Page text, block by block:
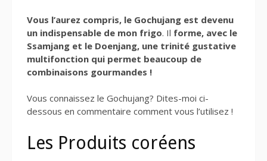
Vous l’aurez compris, le Gochujang est devenu
un indispensable de mon frigo. Il forme, avec le
Ssamjang et le Doenjang, une trinité gustative
multifonction qui permet beaucoup de
combinaisons gourmandes !
Vous connaissez le Gochujang? Dites-moi ci-
dessous en commentaire comment vous l’utilisez !
Les Produits coréens